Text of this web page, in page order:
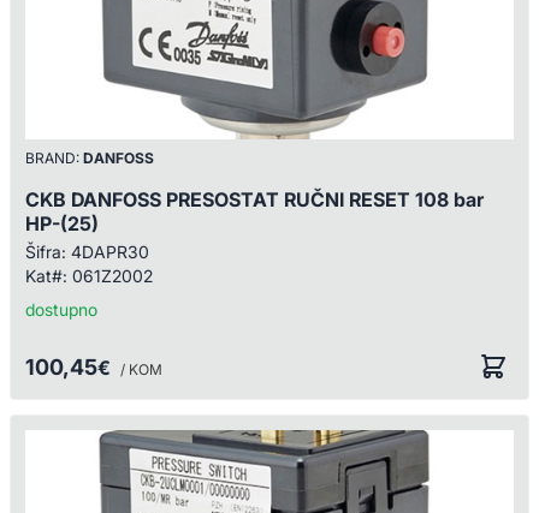
BRAND: DANFOSS
CKB DANFOSS PRESOSTAT RUČNI RESET 108 bar
HP-(25)
Šifra: 4DAPR30
Kat#: 061Z2002
dostupno
100,45€ / KOM